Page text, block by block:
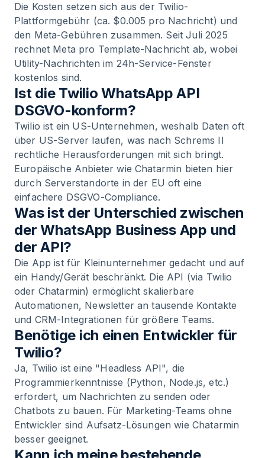
Die Kosten setzen sich aus der Twilio-
Plattformgebühr (ca. $0.005 pro Nachricht) und
den Meta-Gebühren zusammen. Seit Juli 2025
rechnet Meta pro Template-Nachricht ab, wobei
Utility-Nachrichten im 24h-Service-Fenster
kostenlos sind.
Ist die Twilio WhatsApp API
DSGVO-konform?
Twilio ist ein US-Unternehmen, weshalb Daten oft
über US-Server laufen, was nach Schrems II
rechtliche Herausforderungen mit sich bringt.
Europäische Anbieter wie Chatarmin bieten hier
durch Serverstandorte in der EU oft eine
einfachere DSGVO-Compliance.
Was ist der Unterschied zwischen
der WhatsApp Business App und
der API?
Die App ist für Kleinunternehmer gedacht und auf
ein Handy/Gerät beschränkt. Die API (via Twilio
oder Chatarmin) ermöglicht skalierbare
Automationen, Newsletter an tausende Kontakte
und CRM-Integrationen für größere Teams.
Benötige ich einen Entwickler für
Twilio?
Ja, Twilio ist eine "Headless API", die
Programmierkenntnisse (Python, Node.js, etc.)
erfordert, um Nachrichten zu senden oder
Chatbots zu bauen. Für Marketing-Teams ohne
Entwickler sind Aufsatz-Lösungen wie Chatarmin
besser geeignet.